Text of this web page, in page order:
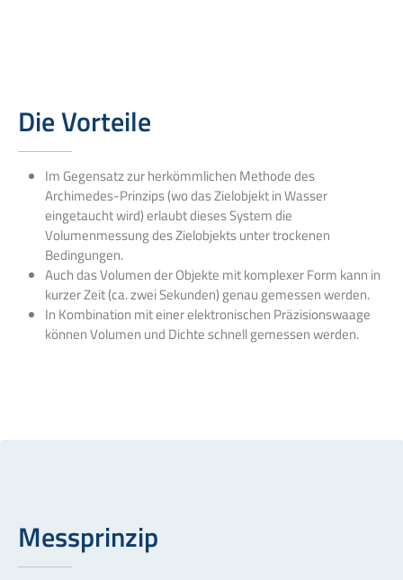
Die Vorteile
Im Gegensatz zur herkömmlichen Methode des
Archimedes-Prinzips (wo das Zielobjekt in Wasser
eingetaucht wird) erlaubt dieses System die
Volumenmessung des Zielobjekts unter trockenen
Bedingungen.
Auch das Volumen der Objekte mit komplexer Form kann in
kurzer Zeit (ca. zwei Sekunden) genau gemessen werden.
In Kombination mit einer elektronischen Präzisionswaage
können Volumen und Dichte schnell gemessen werden.
Messprinzip